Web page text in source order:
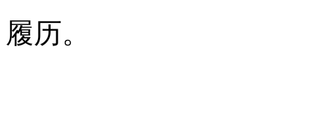
履历。